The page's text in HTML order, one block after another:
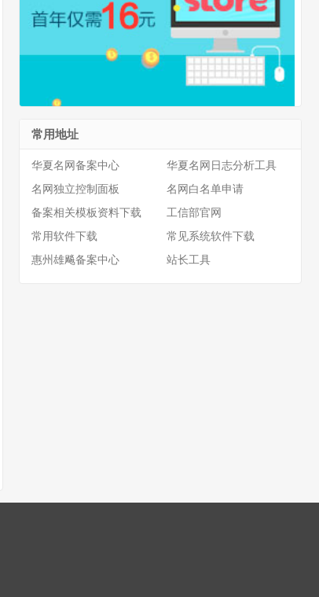
常用地址
华夏名网备案中心
华夏名网日志分析工具
名网独立控制面板
名网白名单申请
备案相关模板资料下载
工信部官网
常用软件下载
常见系统软件下载
惠州雄飚备案中心
站长工具